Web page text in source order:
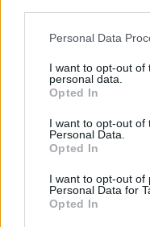
Personal Data
I want to opt-out of
personal data.
Opted In
I want to opt-out of
Personal Data.
Opted In
I want to opt-out of
Personal Data for
Opted In
Commenti
Accedi o
L'email è richiesta ma non
commento esprime il pensiero
di VareseNews.it, che rimane